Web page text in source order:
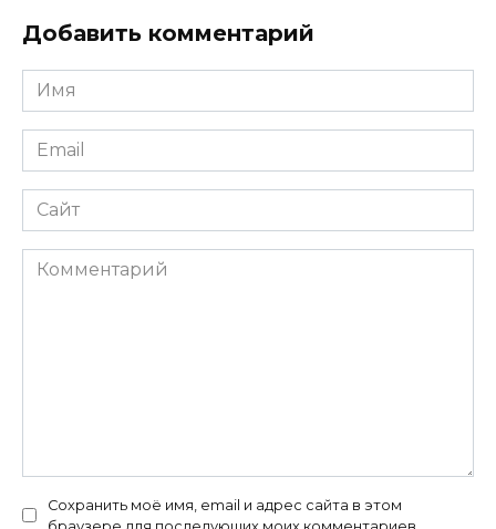
Добавить комментарий
Имя
*
Email
*
Сайт
Комментарий
Сохранить моё имя, email и адрес сайта в этом